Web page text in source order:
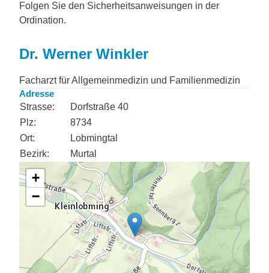
Folgen Sie den Sicherheitsanweisungen in der
Ordination.
Dr. Werner Winkler
Facharzt für Allgemeinmedizin und Familienmedizin
Adresse
Strasse:
Dorfstraße 40
Plz:
8734
Ort:
Lobmingtal
Bezirk:
Murtal